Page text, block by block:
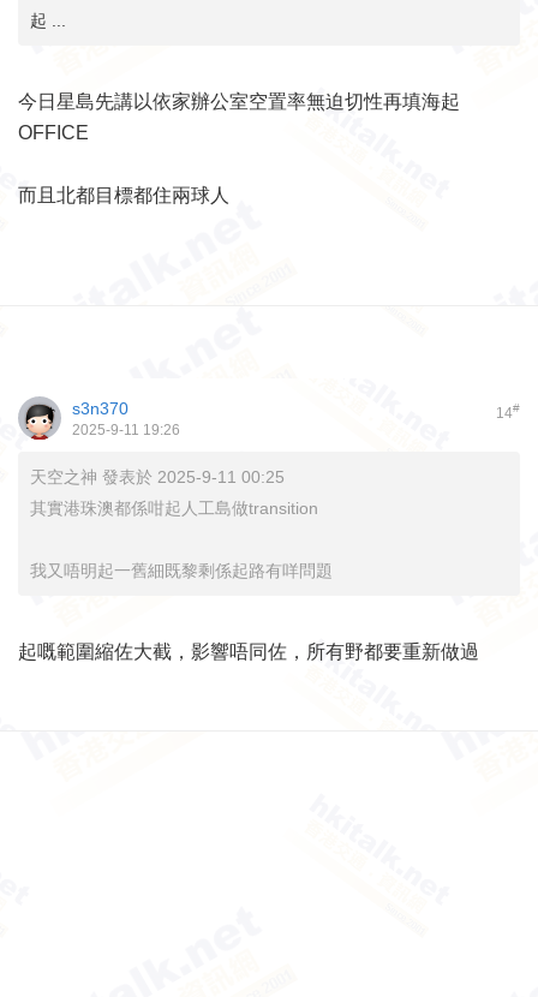
起 ...
今日星島先講以依家辦公室空置率無迫切性再填海起
OFFICE
而且北都目標都住兩球人
14#
s3n370
2025-9-11 19:26
天空之神 發表於 2025-9-11 00:25
其實港珠澳都係咁起人工島做transition
我又唔明起一舊細既黎剩係起路有咩問題
起嘅範圍縮佐大截，影響唔同佐，所有野都要重新做過